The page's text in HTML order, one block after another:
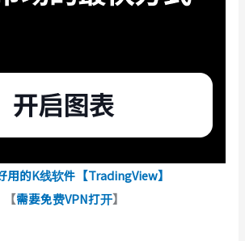
用的K线软件【TradingView】
【需要免费VPN打开】